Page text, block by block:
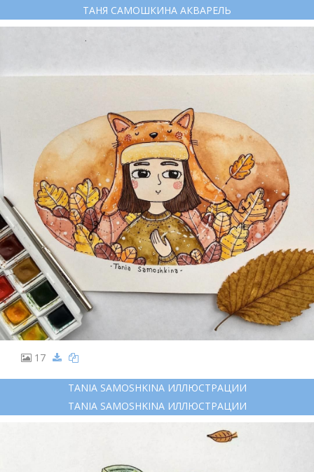
ТАНЯ САМОШКИНА АКВАРЕЛЬ
17
TANIA SAMOSHKINA ИЛЛЮСТРАЦИИ
TANIA SAMOSHKINA ИЛЛЮСТРАЦИИ